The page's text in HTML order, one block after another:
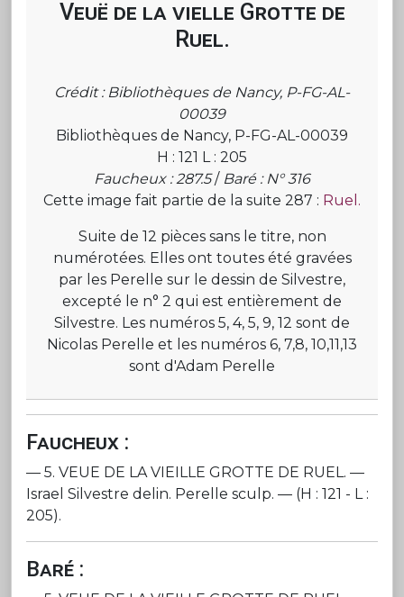
Veuë de la vielle Grotte de
Ruel.
Crédit : Bibliothèques de Nancy, P-FG-AL-
00039
Bibliothèques de Nancy, P-FG-AL-00039
H : 121 L : 205
Faucheux : 287.5/ Baré : N° 316
Cette image fait partie de la suite 287 : Ruel.
Suite de 12 pièces sans le titre, non
numérotées. Elles ont toutes été gravées
par les Perelle sur le dessin de Silvestre,
excepté le n° 2 qui est entièrement de
Silvestre. Les numéros 5, 4, 5, 9, 12 sont de
Nicolas Perelle et les numéros 6, 7,8, 10,11,13
sont d'Adam Perelle
Faucheux :
— 5. VEUE DE LA VIEILLE GROTTE DE RUEL. —
Israel Silvestre delin. Perelle sculp. — (H : 121 - L :
205).
Baré :